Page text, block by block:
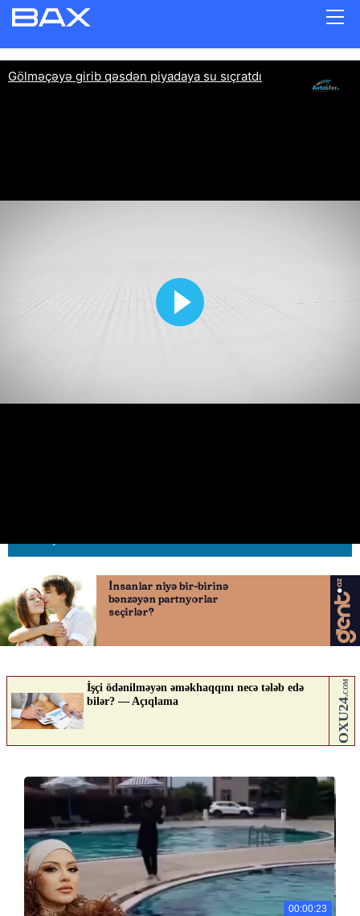
Gölməçəyə girib qəsdən piyadaya
00:00:23